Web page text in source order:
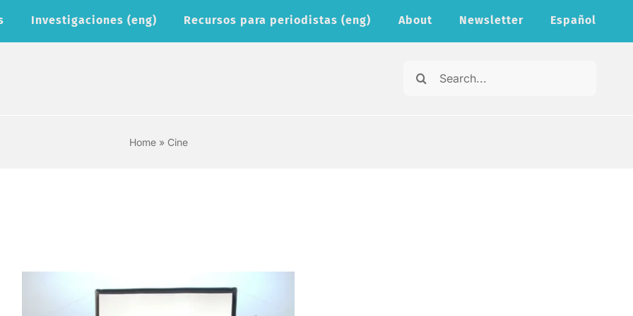
Investigaciones (eng) Recursos para periodistas (eng) About Newsletter Español
Search
Home» Cine